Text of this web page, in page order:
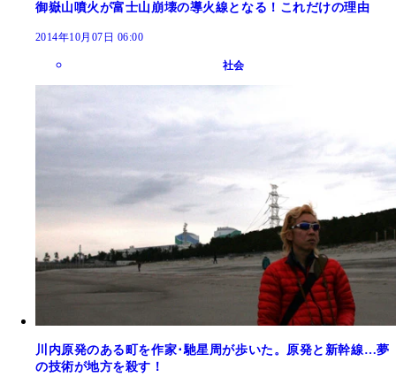
御嶽山噴火が富士山崩壊の導火線となる！これだけの理由
2014年10月07日 06:00
社会
川内原発のある町を作家･馳星周が歩いた。原発と新幹線…夢
の技術が地方を殺す！